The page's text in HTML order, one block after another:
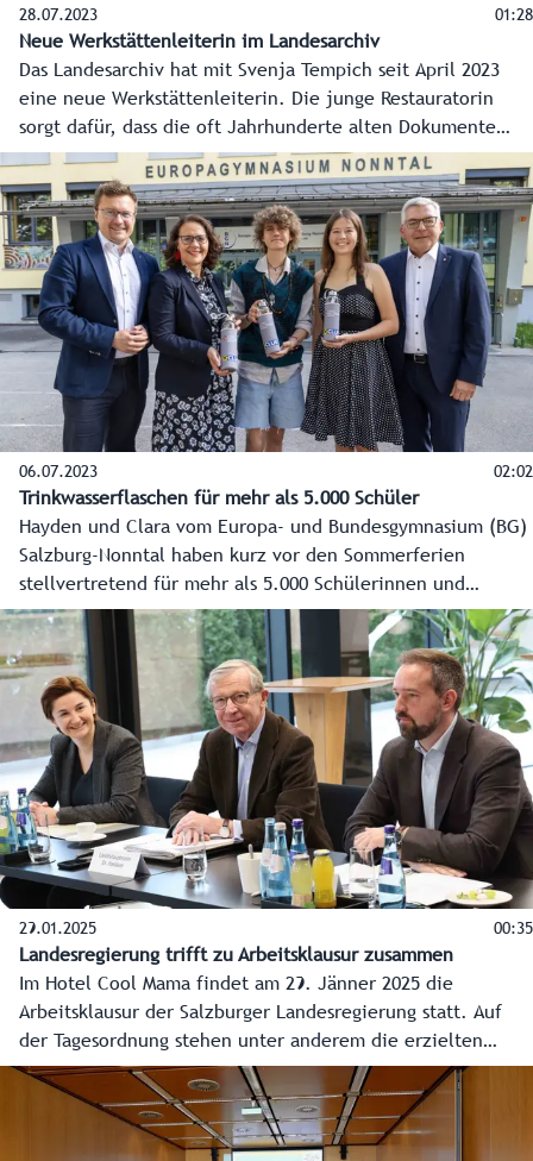
28.07.2023 01:28
Neue Werkstättenleiterin im Landesarchiv
Das Landesarchiv hat mit Svenja Tempich seit April 2023
eine neue Werkstättenleiterin. Die junge Restauratorin
sorgt dafür, dass die oft Jahrhunderte alten Dokumente
erhalten bleiben.
06.07.2023 02:02
Trinkwasserflaschen für mehr als 5.000 Schüler
Hayden und Clara vom Europa- und Bundesgymnasium (BG)
Salzburg-Nonntal haben kurz vor den Sommerferien
stellvertretend für mehr als 5.000 Schülerinnen und
Schüler Trinkwasserflaschen entgegengenommen. So viele
waren es nämlich, die sich in diesem Schuljahr über die
Aktion von Raiffeisen, Land Salzburg und Bildungsdirektion
bewusst gegen Plastikflaschen entschieden haben und der
wertvollen Ressource Wasser an ihrer Schule mehr
Beachtung schenken.
29.01.2025 00:35
Landesregierung trifft zu Arbeitsklausur zusammen
Im Hotel Cool Mama findet am 29. Jänner 2025 die
Arbeitsklausur der Salzburger Landesregierung statt. Auf
der Tagesordnung stehen unter anderem die erzielten
Ergebnisse seit der letzten Klausur und die Vorhaben in
den einzelnen Zuständigkeitsbereichen für das Jahr 2025.
Ein zentraler Punkt der Arbeitsklausur wird auch die
Diskussion über eine neue Ressortverteilung innerhalb der